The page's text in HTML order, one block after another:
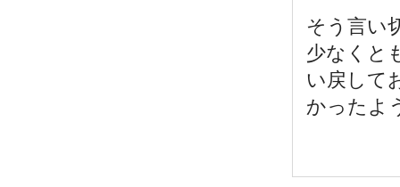
そう言い
少なくと
い戻して
かったよ